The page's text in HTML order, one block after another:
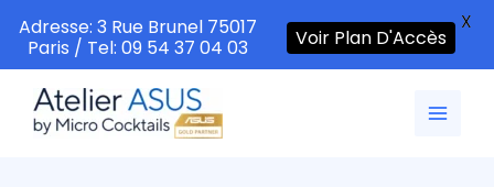
contenu
Adresse: 3 Rue Brunel 75017
Paris / Tel: 09 54 37 04 03
Voir Plan D'Accès
X